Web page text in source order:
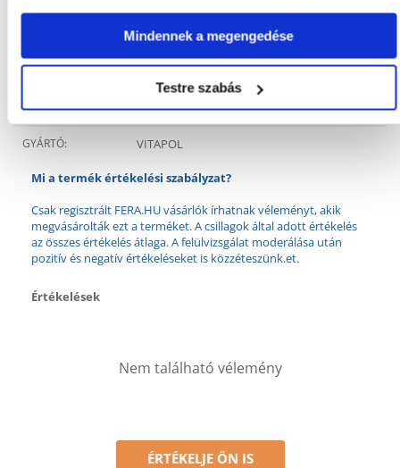
Mindennek a megengedése
Testre szabás
Tulajdonságok
(KG):
GYÁRTÓ: VITAPOL
Mi a termék értékelési szabályzat?
Csak regisztrált FERA.HU vásárlók írhatnak véleményt, akik
megvásárolták ezt a terméket. A csillagok által adott értékelés
az összes értékelés átlaga. A felülvizsgálat moderálása után
pozitív és negatív értékeléseket is közzéteszünk.et.
Értékelések
Nem található vélemény
ÉRTÉKELJE ÖN IS